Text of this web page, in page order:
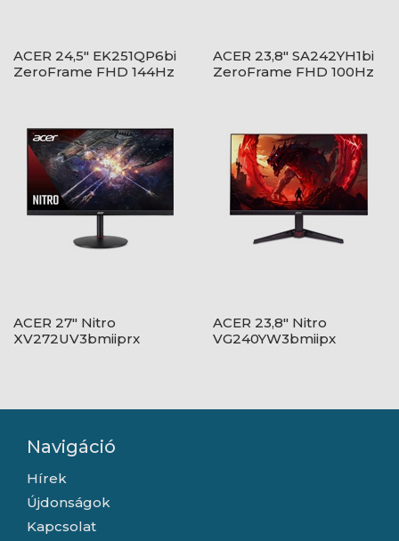
ACER 24,5" EK251QP6bi
ZeroFrame FHD 144Hz
ACER 23,8" SA242YH1bi
ZeroFrame FHD 100Hz
ACER 27" Nitro
XV272UV3bmiiprx
ACER 23,8" Nitro
VG240YW3bmiipx
Navigáció
Hírek
Újdonságok
Kapcsolat